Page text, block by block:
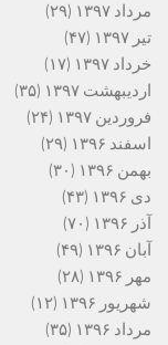
مرداد ۱۳۹۷
(۲۹)
تیر ۱۳۹۷
(۴۷)
خرداد ۱۳۹۷
(۱۷)
اردیبهشت ۱۳۹۷
(۳۵)
فروردین ۱۳۹۷
(۲۴)
اسفند ۱۳۹۶
(۲۹)
بهمن ۱۳۹۶
(۳۰)
دی ۱۳۹۶
(۴۳)
آذر ۱۳۹۶
(۷۰)
آبان ۱۳۹۶
(۴۹)
مهر ۱۳۹۶
(۲۸)
شهریور ۱۳۹۶
(۱۲)
مرداد ۱۳۹۶
(۳۵)